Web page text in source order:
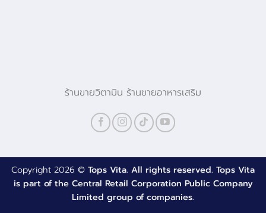
ร้านขายวิตามิน ร้านขายอาหารเสริม
Copyright 2026 © Tops Vita. All rights reserved. Tops Vita
is part of the Central Retail Corporation Public Company
Limited group of companies.